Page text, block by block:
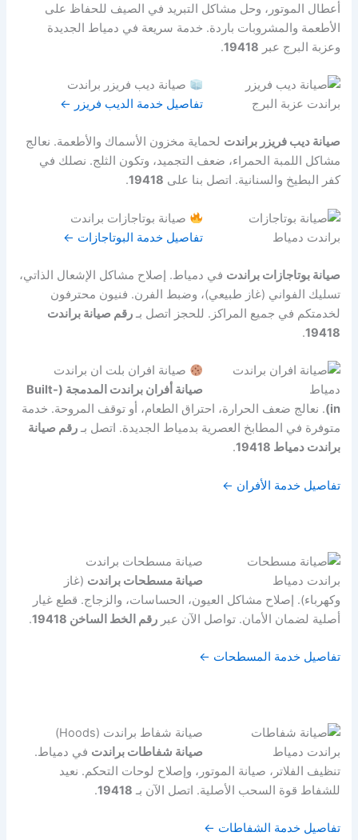
أعطال الموتور، وحل مشاكل التبريد في الصيف للحفاظ على
الأطعمة والمشروبات باردة. خدمة سريعة في دمياط الجديدة
وعزبة البرج عبر 19418
.
صيانة ديب فريزر براندت
تفاصيل خدمة الديب فريزر ←
صيانة ديب فريزر براندت لحماية مخزون الأسماك والأطعمة. نعالج
مشاكل اللمبة الحمراء، ضعف التجميد، وتكون الثلج. نصلك في
كفر البطيخ والسنانية. اتصل بنا على 19418
.
صيانة بوتاجازات براندت
تفاصيل خدمة البوتاجازات ←
صيانة بوتاجازات براندت في دمياط. إصلاح مشاكل الإشعال الذاتي،
تسليك الفواني (غاز طبيعي)، وضبط الفرن. فنيون محترفون
لخدمتكم في جميع المراكز. للحجز اتصل بـرقم صيانة براندت
19418
.
صيانة افران بلت ان براندت
صيانة أفران براندت المدمجة (Built-
in) . نعالج ضعف الحرارة، احتراق الطعام، أو توقف المروحة. خدمة
متوفرة في المطابخ العصرية بدمياط الجديدة. اتصل بـرقم صيانة
براندت دمياط 19418
.
تفاصيل خدمة الأفران ←
صيانة مسطحات براندت
صيانة مسطحات براندت (غاز
وكهرباء). إصلاح مشاكل العيون، الحساسات، والزجاج. قطع غيار
أصلية لضمان الأمان. تواصل الآن عبررقم الخط الساخن 19418 .
تفاصيل خدمة المسطحات ←
صيانة شفاط براندت (Hoods)
صيانة شفاطات براندت في دمياط.
تنظيف الفلاتر، صيانة الموتور، وإصلاح لوحات التحكم. نعيد
للشفاط قوة السحب الأصلية. اتصل الآن بـ 19418
.
تفاصيل خدمة الشفاطات ←